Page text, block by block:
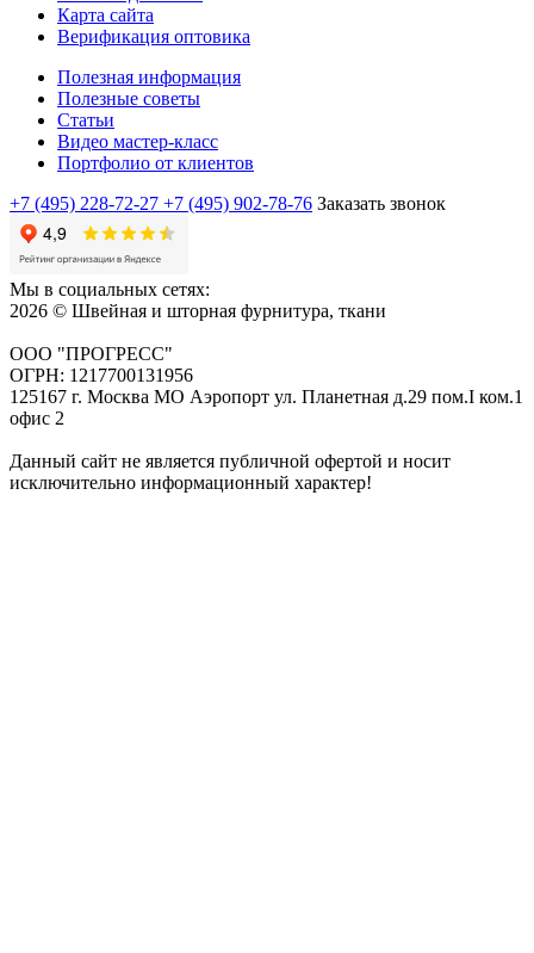
Карта сайта
Верификация оптовика
Полезная информация
Полезные советы
Статьи
Видео мастер-класс
Портфолио от клиентов
+7 (495) 228-72-27 +7 (495) 902-78-76 Заказать звонок
Мы в социальных сетях:
2026 © Швейная и шторная фурнитура, ткани
ООО "ПРОГРЕСС"
ОГРН: 1217700131956
125167 г. Москва МО Аэропорт ул. Планетная д.29 пом.I ком.1
офис 2
Данный сайт не является публичной офертой и носит
исключительно информационный характер!